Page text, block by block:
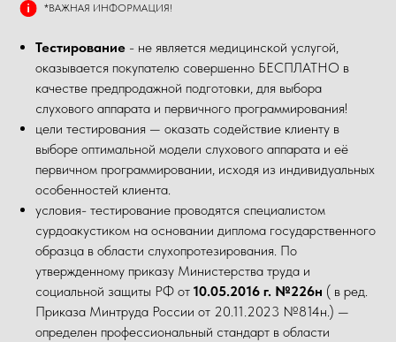
*ВАЖНАЯ ИНФОРМАЦИЯ!
Тестирование - не является медицинской услугой,
оказывается покупателю совершенно БЕСПЛАТНО в
качестве предпродажной подготовки, для выбора
слухового аппарата и первичного программирования!
цели тестирования — оказать содействие клиенту в
выборе оптимальной модели слухового аппарата и её
первичном программировании, исходя из индивидуальных
особенностей клиента.
условия- тестирование проводятся специалистом
сурдоакустиком на основании диплома государственного
образца в области слухопротезирования. По
утвержденному приказу Министерства труда и
социальной защиты РФ от 10.05.2016 г. №226н ( в ред.
Приказа Минтруда России от 20.11.2023 №814н.) —
определен профессиональный стандарт в области